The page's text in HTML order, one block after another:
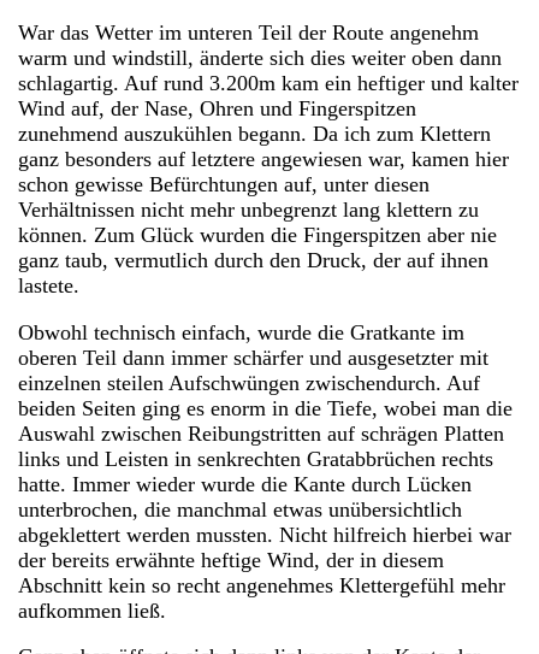
War das Wetter im unteren Teil der Route angenehm
warm und windstill, änderte sich dies weiter oben dann
schlagartig. Auf rund 3.200m kam ein heftiger und kalter
Wind auf, der Nase, Ohren und Fingerspitzen
zunehmend auszukühlen begann. Da ich zum Klettern
ganz besonders auf letztere angewiesen war, kamen hier
schon gewisse Befürchtungen auf, unter diesen
Verhältnissen nicht mehr unbegrenzt lang klettern zu
können. Zum Glück wurden die Fingerspitzen aber nie
ganz taub, vermutlich durch den Druck, der auf ihnen
lastete.
Obwohl technisch einfach, wurde die Gratkante im
oberen Teil dann immer schärfer und ausgesetzter mit
einzelnen steilen Aufschwüngen zwischendurch. Auf
beiden Seiten ging es enorm in die Tiefe, wobei man die
Auswahl zwischen Reibungstritten auf schrägen Platten
links und Leisten in senkrechten Gratabbrüchen rechts
hatte. Immer wieder wurde die Kante durch Lücken
unterbrochen, die manchmal etwas unübersichtlich
abgeklettert werden mussten. Nicht hilfreich hierbei war
der bereits erwähnte heftige Wind, der in diesem
Abschnitt kein so recht angenehmes Klettergefühl mehr
aufkommen ließ.